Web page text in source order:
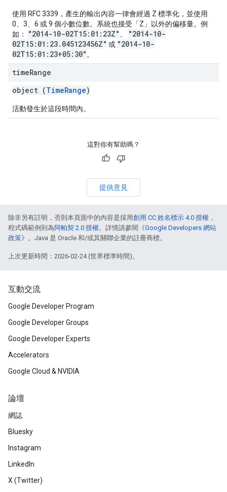
使用 RFC 3339，產生的輸出內容一律會經過 Z 標準化，並使用
0、3、6 或 9 個小數位數。系統也接受「Z」以外的偏移量。例
如：
"2014-10-02T15:01:23Z"
"2014-10-
02T15:01:23.045123456Z" 或 "2014-10-
02T15:01:23+05:30" 。
timeRange
object (TimeRange)
活動發生於這段時間內。
這對你有幫助嗎？
提供意見
除非另有註明，否則本頁面中的內容是採用創用 CC 姓名標示 4.0 授權 ，
程式碼範例則為阿帕契 2.0 授權。詳情請參閱《Google Developers 網站
政策》。Java 是 Oracle 和/或其關聯企業的註冊商標。
上次更新時間：2026-02-24 (世界標準時間)。
互動交流
Google Developer Program
Google Developer Groups
Google Developer Experts
Accelerators
Google Cloud & NVIDIA
論壇
網誌
Bluesky
Instagram
LinkedIn
X (Twitter)